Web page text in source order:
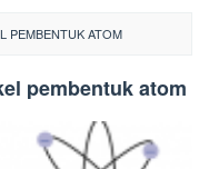
PEMBENTUK ATOM
pembentuk atom